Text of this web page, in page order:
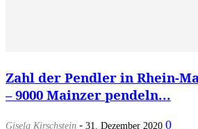
Zahl der Pendler in Rhein-
– 9000 Mainzer pendeln...
Gisela Kirschstein - 31. Dezember 2020 0